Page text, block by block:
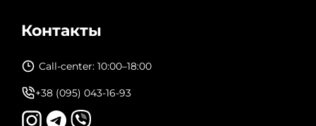
Контакты
Call-center: 10:00–18:00
+38 (095) 043-16-93